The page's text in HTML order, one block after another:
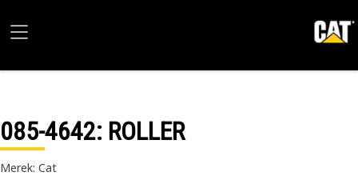
085-4642: ROLLER
Merek: Cat